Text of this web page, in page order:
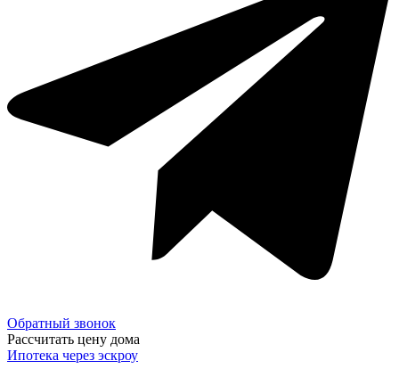
Обратный звонок
Рассчитать цену дома
Ипотека через эскроу